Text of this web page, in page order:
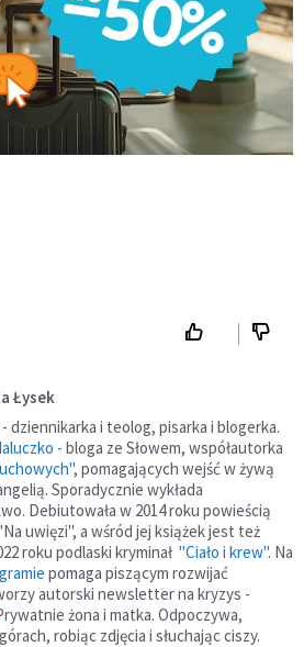
Łysek
dziennikarka i teolog, pisarka i blogerka.
- bloga ze Słowem, współautorka
, pomagających wejść w żywą
Sporadycznie wykłada
Debiutowała w 2014 roku powieścią
uwięzi", a wśród jej książek jest też
roku podlaski kryminał "Ciało i krew". Na
pomaga piszącym rozwijać
autorski newsletter na kryzys -
żona i matka. Odpoczywa,
robiąc zdjęcia i słuchając ciszy.